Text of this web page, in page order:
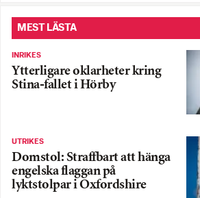
MEST LÄSTA
INRIKES
Ytterligare oklarheter kring
Stina-fallet i Hörby
UTRIKES
Domstol: Straffbart att hänga
engelska flaggan på
lyktstolpar i Oxfordshire